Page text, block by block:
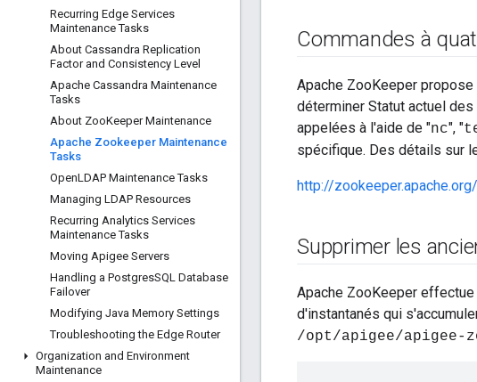
Recurring Edge Services
Maintenance Tasks
About Cassandra Replication
Factor and Consistency Level
Apache Cassandra Maintenance
Tasks
About ZooKeeper Maintenance
Apache Zookeeper Maintenance
Tasks
OpenLDAP Maintenance Tasks
Managing LDAP Resources
Recurring Analytics Services
Maintenance Tasks
Moving Apigee Servers
Handling a PostgresSQL Database
Failover
Modifying Java Memory Settings
Troubleshooting the Edge Router
Organization and Environment
Maintenance
Commandes à
Apache ZooKeeper
déterminer Statut actuel
appelées à l'aide de "nc", "
spécifique. Des détails sur
http://
Supprimer les
Apache ZooKeeper
d'instantanés qui
/opt/apigee/apigee-